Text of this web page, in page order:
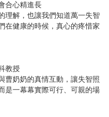
合心精進長
理解，也讓我們知道萬一失智
在健康的時候，真心的疼惜家
教授
曹奶奶的真情互動，讓失智照
是一幕幕實際可行、可親的場